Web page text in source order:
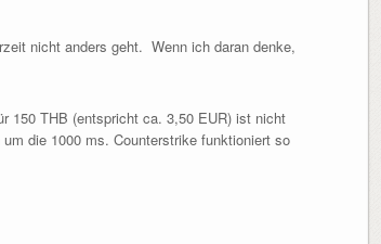
nicht anders geht. Wenn ich daran denke,
150 THB (entspricht ca. 3,50 EUR) ist nicht
die 1000 ms. Counterstrike funktioniert so